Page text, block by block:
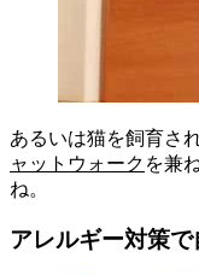
あるいは猫を飼育さ
ャットウォーク を兼
ね。
アレルギー対策